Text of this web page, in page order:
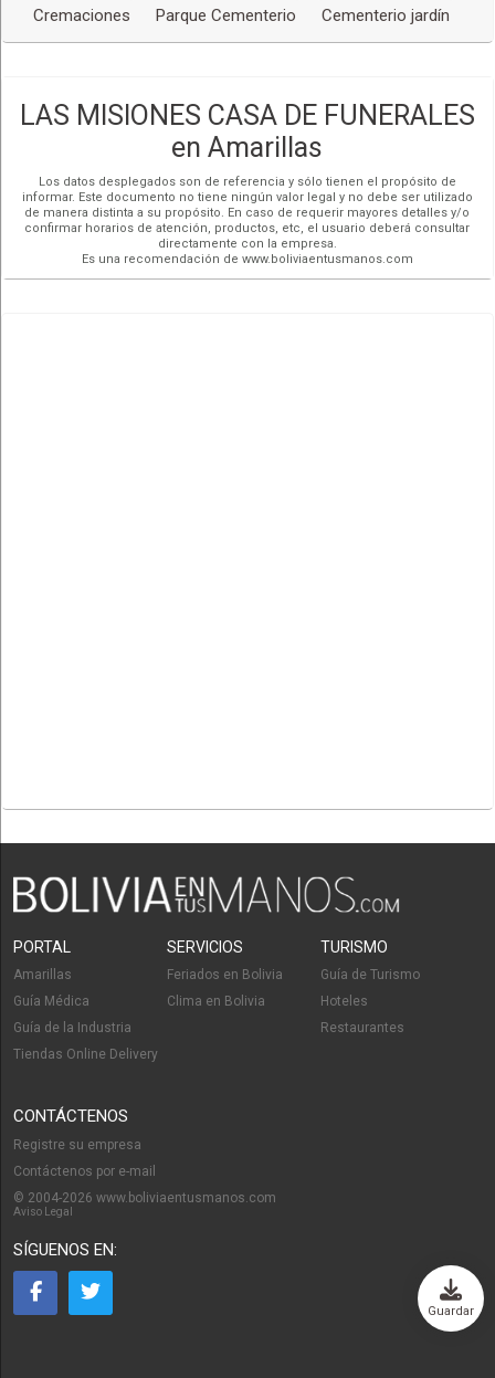
Cremaciones Parque Cementerio Cementerio jardín
LAS MISIONES CASA DE FUNERALES
en Amarillas
Los datos desplegados son de referencia y sólo tienen el propósito de
informar. Este documento no tiene ningún valor legal y no debe ser utilizado
de manera distinta a su propósito. En caso de requerir mayores detalles y/o
confirmar horarios de atención, productos, etc, el usuario deberá consultar
directamente con la empresa.
Es una recomendación de www.boliviaentusmanos.com
Guardar
PORTAL
Amarillas
Guía Médica
Guía de la Industria
Tiendas Online Delivery
SERVICIOS
Feriados en Bolivia
Clima en Bolivia
TURISMO
Guía de Turismo
Hoteles
Restaurantes
CONTÁCTENOS
Registre su empresa
Contáctenos por e-mail
© 2004-2026 www.boliviaentusmanos.com
Aviso Legal
SÍGUENOS EN: